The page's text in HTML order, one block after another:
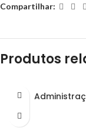
Compartilhar:
Produtos